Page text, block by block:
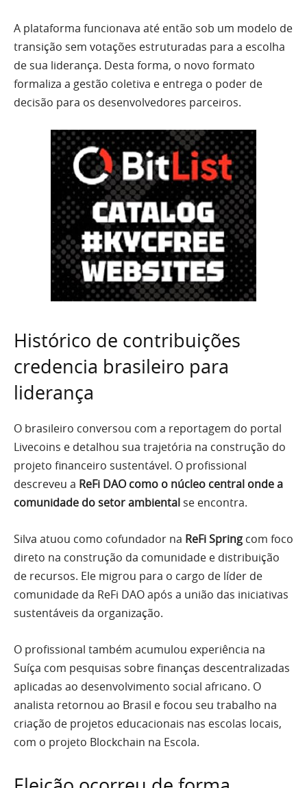
A plataforma funcionava até então sob um modelo de
transição sem votações estruturadas para a escolha
de sua liderança. Desta forma, o novo formato
formaliza a gestão coletiva e entrega o poder de
decisão para os desenvolvedores parceiros.
Histórico de contribuições
credencia brasileiro para
liderança
O brasileiro conversou com a reportagem do portal
Livecoins e detalhou sua trajetória na construção do
projeto financeiro sustentável. O profissional
descreveu a ReFi DAO como o núcleo central onde a
comunidade do setor ambiental se encontra.
Silva atuou como cofundador na ReFi Spring com foco
direto na construção da comunidade e distribuição
de recursos. Ele migrou para o cargo de líder de
comunidade da ReFi DAO após a união das iniciativas
sustentáveis da organização.
O profissional também acumulou experiência na
Suíça com pesquisas sobre finanças descentralizadas
aplicadas ao desenvolvimento social africano. O
analista retornou ao Brasil e focou seu trabalho na
criação de projetos educacionais nas escolas locais,
com o projeto Blockchain na Escola.